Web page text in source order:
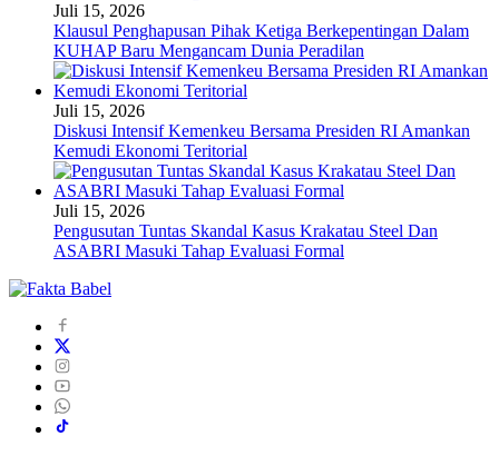
Juli 15, 2026
Klausul Penghapusan Pihak Ketiga Berkepentingan Dalam
KUHAP Baru Mengancam Dunia Peradilan
Juli 15, 2026
Diskusi Intensif Kemenkeu Bersama Presiden RI Amankan
Kemudi Ekonomi Teritorial
Juli 15, 2026
Pengusutan Tuntas Skandal Kasus Krakatau Steel Dan
ASABRI Masuki Tahap Evaluasi Formal